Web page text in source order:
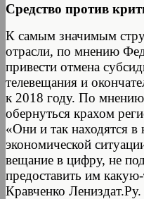
Средство против
К самым значимым
отрасли, по мнению
привести отмена
телевещания и
к 2018 году. По
обернуться крахом
«Они и так находятся в
экономической
вещание в цифру, не
предоставить им
Кравченко Лениздат.Ру.